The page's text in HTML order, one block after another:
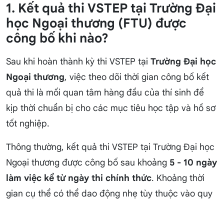
1. Kết quả thi VSTEP tại Trường Đại
học Ngoại thương (FTU) được
công bố khi nào?
Sau khi hoàn thành kỳ thi VSTEP tại Trường Đại học
Ngoại thương, việc theo dõi thời gian công bố kết
quả thi là mối quan tâm hàng đầu của thí sinh để
kịp thời chuẩn bị cho các mục tiêu học tập và hồ sơ
tốt nghiệp.
Thông thường, kết quả thi VSTEP tại Trường Đại học
Ngoại thương được công bố sau khoảng 5 - 10 ngày
làm việc kể từ ngày thi chính thức. Khoảng thời
gian cụ thể có thể dao động nhẹ tùy thuộc vào quy